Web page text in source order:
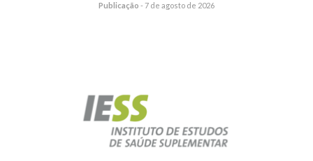
Publicação - 7 de agosto de 2026